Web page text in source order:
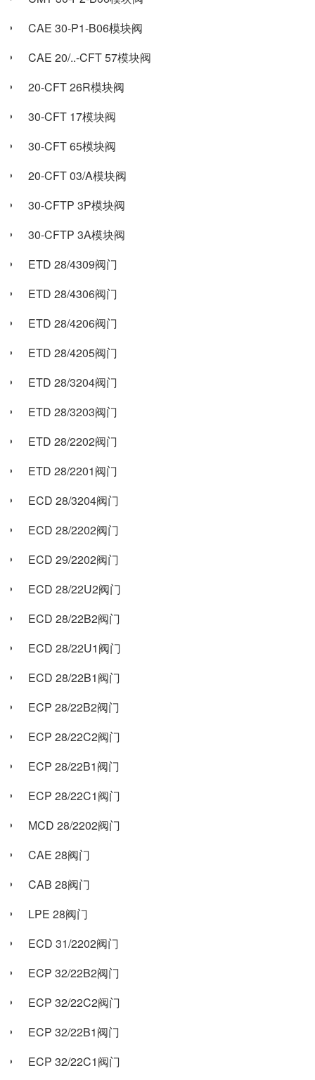
CAE 30-P1-B06模块阀
CAE 20/..-CFT 57模块阀
20-CFT 26R模块阀
30-CFT 17模块阀
30-CFT 65模块阀
20-CFT 03/A模块阀
30-CFTP 3P模块阀
30-CFTP 3A模块阀
ETD 28/4309阀门
ETD 28/4306阀门
ETD 28/4206阀门
ETD 28/4205阀门
ETD 28/3204阀门
ETD 28/3203阀门
ETD 28/2202阀门
ETD 28/2201阀门
ECD 28/3204阀门
ECD 28/2202阀门
ECD 29/2202阀门
ECD 28/22U2阀门
ECD 28/22B2阀门
ECD 28/22U1阀门
ECD 28/22B1阀门
ECP 28/22B2阀门
ECP 28/22C2阀门
ECP 28/22B1阀门
ECP 28/22C1阀门
MCD 28/2202阀门
CAE 28阀门
CAB 28阀门
LPE 28阀门
ECD 31/2202阀门
ECP 32/22B2阀门
ECP 32/22C2阀门
ECP 32/22B1阀门
ECP 32/22C1阀门